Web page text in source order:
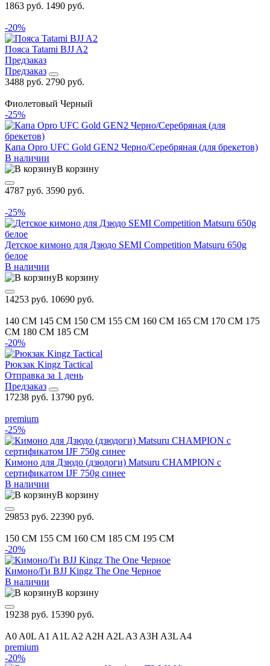
1863 руб. 1490 руб.
-20%
Пояса Tatami BJJ A2
Предзаказ
Предзаказ
3488 руб. 2790 руб.
Фиолетовый Черный
-25%
Капа Opro UFC Gold GEN2 Черно/Серебряная (для брекетов)
В наличии
В корзину
4787 руб. 3590 руб.
-25%
Детское кимоно для Дзюдо SEMI Competition Matsuru 650g
белое
В наличии
В корзину
14253 руб. 10690 руб.
140 CM 145 CM 150 CM 155 CM 160 CM 165 CM 170 CM 175
CM 180 CM 185 CM
-20%
Рюкзак Kingz Tactical
Отправка за 1 день
Предзаказ
17238 руб. 13790 руб.
premium
-25%
Кимоно для Дзюдо (дзюдоги) Matsuru CHAMPION с
сертификатом IJF 750g синее
В наличии
В корзину
29853 руб. 22390 руб.
150 CM 155 CM 160 CM 185 CM 195 CM
-20%
Кимоно/Ги BJJ Kingz The One Черное
В наличии
В корзину
19238 руб. 15390 руб.
A0 A0L A1 A1L A2 A2H A2L A3 A3H A3L A4
premium
-20%